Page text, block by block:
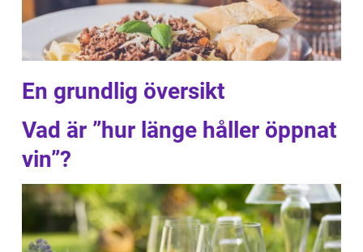
En grundlig översikt
Vad är ”hur länge håller öppnat
vin”?